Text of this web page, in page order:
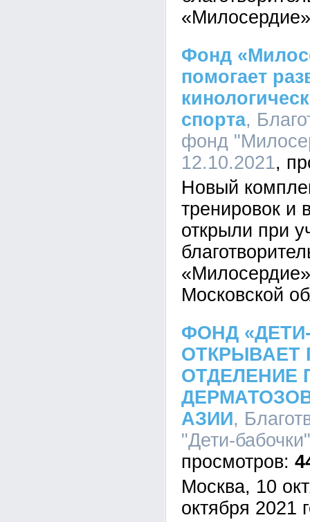
Фонд
помогает
спорта,
фонд
12.10.2021
Новый
тренировок и
открыли при
Московской
ФОНД
ОТКРЫВАЕТ
ОТДЕЛЕНИЕ
АЗИИ,
"Дети-
Москва, 10
октября 2021